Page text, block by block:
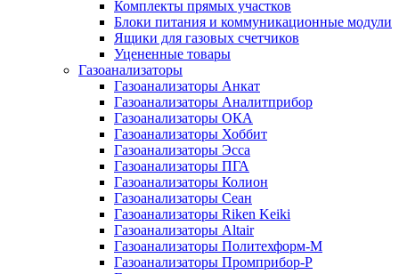
Комплекты прямых участков
Блоки питания и коммуникационные модули
Ящики для газовых счетчиков
Уцененные товары
Газоанализаторы
Газоанализаторы Анкат
Газоанализаторы Аналитприбор
Газоанализаторы ОКА
Газоанализаторы Хоббит
Газоанализаторы Эсса
Газоанализаторы ПГА
Газоанализаторы Колион
Газоанализаторы Сеан
Газоанализаторы Riken Keiki
Газоанализаторы Altair
Газоанализаторы Политехформ-М
Газоанализаторы Промприбор-Р